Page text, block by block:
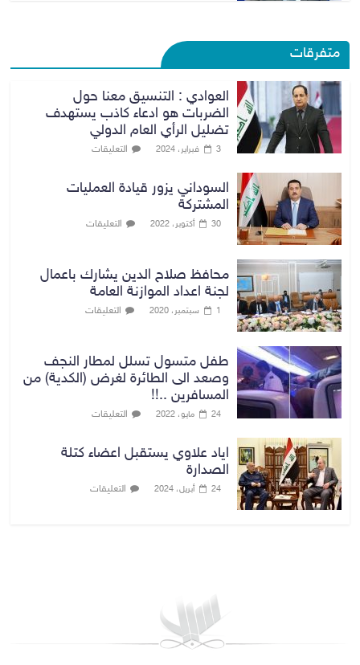
متفرقات
العوادي : التنسيق معنا حول
الضربات هو ادعاء كاذب يستهدف
تضليل الرأي العام الدولي
3 فبراير، 2024 التعليقات
السوداني يزور قيادة العمليات
المشتركة
30 أكتوبر، 2022 التعليقات
محافظ صلاح الدين يشارك باعمال
لجنة اعداد الموازنة العامة
1 سبتمبر، 2020 التعليقات
طفل متسول تسلل لمطار النجف
وصعد الى الطائرة لغرض (الكدية) من
المسافرين ..!!
24 مايو، 2022 التعليقات
اياد علاوي يستقبل اعضاء كتلة
الصدارة
24 أبريل، 2024 التعليقات